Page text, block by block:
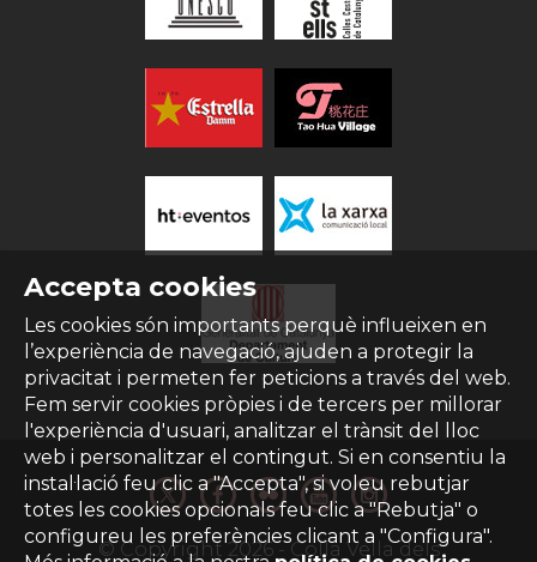
Accepta cookies
Les cookies són importants perquè influeixen en
l’experiència de navegació, ajuden a protegir la
privacitat i permeten fer peticions a través del web.
Fem servir cookies pròpies i de tercers per millorar
l'experiència d'usuari, analitzar el trànsit del lloc
web i personalitzar el contingut. Si en consentiu la
instal·lació feu clic a "Accepta", si voleu rebutjar
totes les cookies opcionals feu clic a "Rebutja" o
configureu les preferències clicant a "Configura".
© Copyright2026- Colla Vella dels